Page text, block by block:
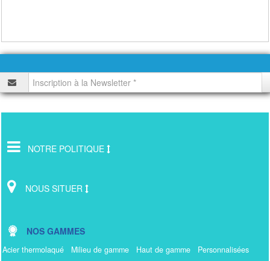
NOTRE POLITIQUE
NOUS SITUER
NOS GAMMES
Acier thermolaqué Milieu de gamme Haut de gamme Personnalisées